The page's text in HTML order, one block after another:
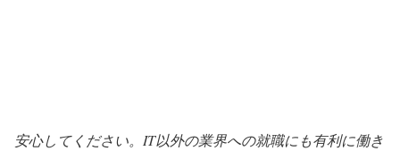
安心してください。IT以外の業界への就職にも有利に働き